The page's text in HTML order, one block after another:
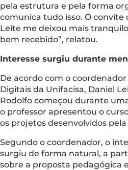
pela estrutura e pela forma
comunica tudo isso. O convite
Leite me deixou mais
bem recebido”, relatou.
Interesse surgiu durante
De acordo com o
Digitais da Unifacisa, Daniel
Rodolfo começou durante
o professor apresentou o
os projetos desenvolvidos
Segundo o coordenador, o
surgiu de forma natural, a
sobre a proposta pedagógica